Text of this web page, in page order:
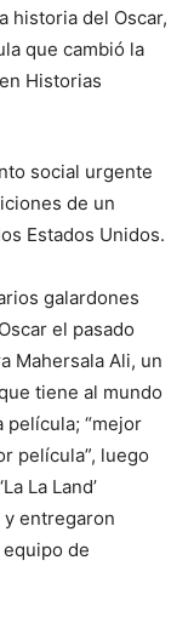
social urgente
de un
Estados Unidos.
galardones
el pasado
Mahersala Ali, un
tiene al mundo
película; “mejor
película”, luego
La Land’
entregaron
de